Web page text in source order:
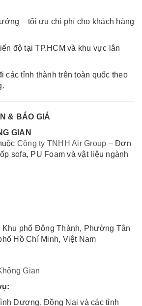
– tối ưu chi phí cho khách hàng
độ tại TP.HCM và khu vực lân
các tỉnh thành trên toàn quốc theo
& BÁO GIÁ
GIAN
Công ty TNHH Air Group – Đơn
sofa, PU Foam và vật liệu ngành
phố Đông Thành, Phường Tân
Hồ Chí Minh, Việt Nam
Gian
Dương, Đồng Nai và các tỉnh